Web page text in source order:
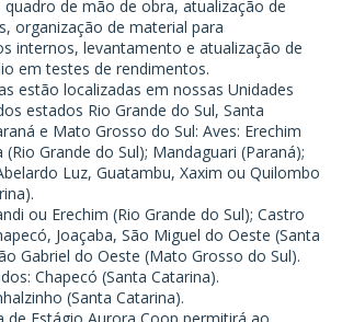
quadro de mão de obra, atualização de
organização de material para
internos, levantamento e atualização de
em testes de rendimentos.
estão localizadas em nossas Unidades
estados Rio Grande do Sul, Santa
e Mato Grosso do Sul: Aves: Erechim
Grande do Sul); Mandaguari (Paraná);
Luz, Guatambu, Xaxim ou Quilombo
ou Erechim (Rio Grande do Sul); Castro
Joaçaba, São Miguel do Oeste (Santa
Gabriel do Oeste (Mato Grosso do Sul).
Chapecó (Santa Catarina).
(Santa Catarina).